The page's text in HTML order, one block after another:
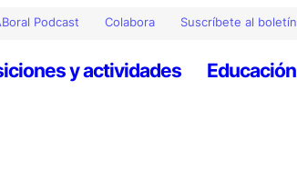
Podcast Colabora Suscríbete al boletín
y actividades Educación